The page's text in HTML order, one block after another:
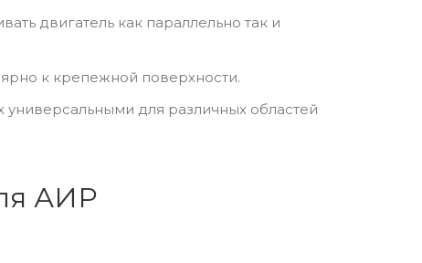
двигатель как параллельно так и
к крепежной поверхности.
для различных областей
АИР